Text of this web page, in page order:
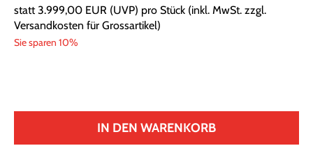
statt3.999,00 EUR (UVP) pro Stück (inkl. MwSt. zzgl.
Versandkosten für Grossartikel)
Sie sparen 10%
IN DEN WARENKORB